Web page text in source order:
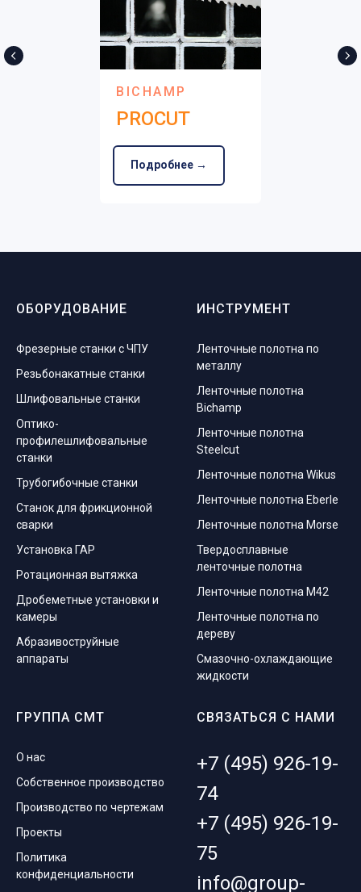
BICHAMP
PROCUT
Подробнее →
ОБОРУДОВАНИЕ
Фрезерные станки с ЧПУ
Резьбонакатные станки
Шлифовальные станки
Оптико-
профилешлифовальные
станки
Трубогибочные станки
Станок для фрикционной
сварки
Установка ГАР
Ротационная вытяжка
Дробеметные установки и
камеры
Абразивоструйные
аппараты
ИНСТРУМЕНТ
Ленточные полотна по
металлу
Ленточные полотна
Bichamp
Ленточные полотна
Steelcut
Ленточные полотна Wikus
Ленточные полотна Eberle
Ленточные полотна Morse
Твердосплавные
ленточные полотна
Ленточные полотна M42
Ленточные полотна по
дереву
Смазочно-охлаждающие
жидкости
ГРУППА СМТ
О нас
Собственное производство
Производство по чертежам
Проекты
Политика
конфиденциальности
СВЯЗАТЬСЯ С НАМИ
+7 (495) 926-19-
74
+7 (495) 926-19-
75
info@group-